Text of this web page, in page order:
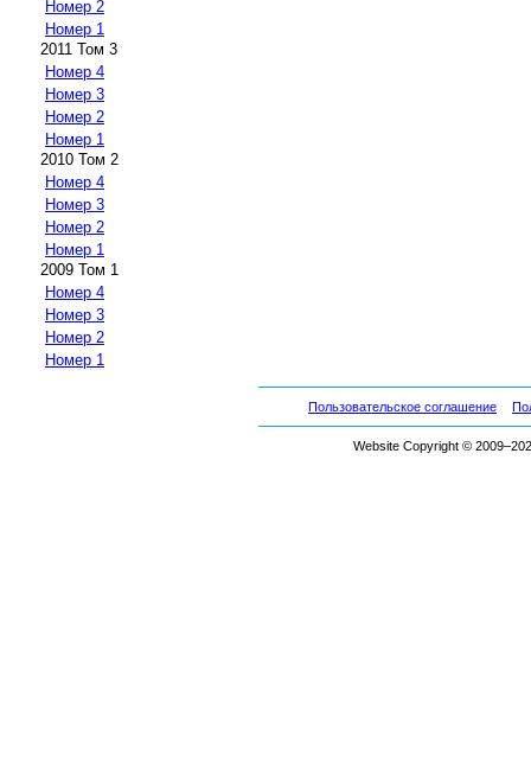
Номер 2
Номер 1
2011 Том 3
Номер 4
Номер 3
Номер 2
Номер 1
2010 Том 2
Номер 4
Номер 3
Номер 2
Номер 1
2009 Том 1
Номер 4
Номер 3
Номер 2
Номер 1
Пользовательское соглашение
Website Copyright ©